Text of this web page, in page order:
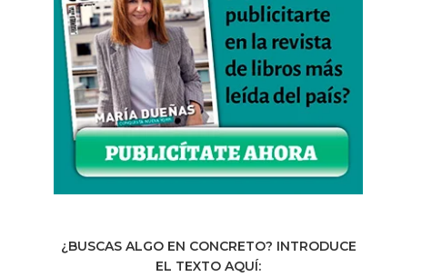
¿BUSCAS ALGO EN CONCRETO? INTRODUCE
EL TEXTO AQUÍ: